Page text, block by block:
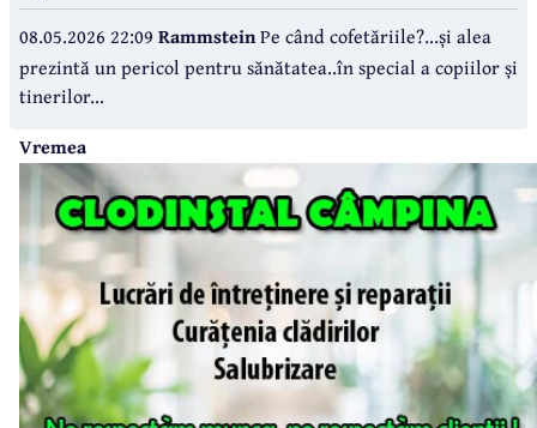
08.05.2026 22:09 RammsteinPe când cofetăriile?...și alea
prezintă un pericol pentru sănătatea..în special a copiilor și
tinerilor...
Vremea